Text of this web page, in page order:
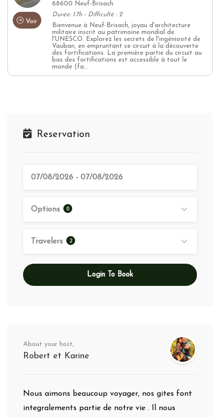
Voir
68600 Neuf-Brisach
Durée: 1.7h - Difficulté : 2
Bienvenue à Neuf-Brisach, joyau d'architecture
militaire inscrit au patrimoine mondial de
l'UNESCO. Explorez les secrets de l'ingéniosité de
Vauban, en empruntant ce circuit à la découverte
des fortifications. La première partie du circuit au
bas des fortifications est accessible à tout le
monde (fa...
Reservation
Options 0
Travelers 2
Login To Book
About your host,
Robert et Karine
Nous aimons beaucoup voyager, nos gites font
integralements partie de notre vie . Il nous